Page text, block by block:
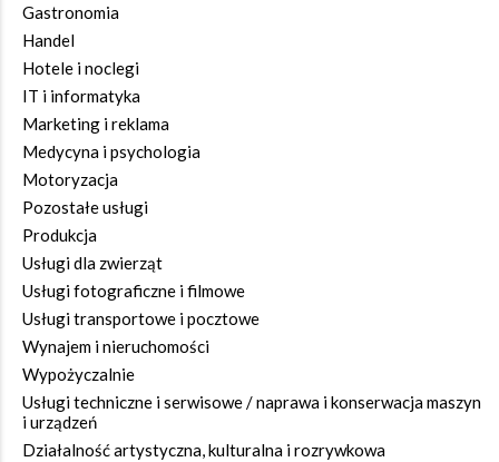
Gastronomia
Handel
Hotele i noclegi
IT i informatyka
Marketing i reklama
Medycyna i psychologia
Motoryzacja
Pozostałe usługi
Produkcja
Usługi dla zwierząt
Usługi fotograficzne i filmowe
Usługi transportowe i pocztowe
Wynajem i nieruchomości
Wypożyczalnie
Usługi techniczne i serwisowe / naprawa i konserwacja maszyn
i urządzeń
Działalność artystyczna, kulturalna i rozrywkowa